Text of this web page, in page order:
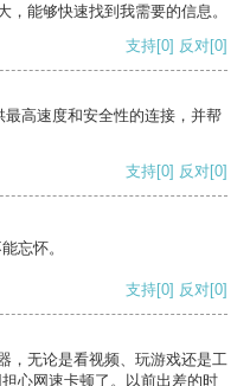
能够快速找到我需要的信息。
支持[0] 反对[0]
高速度和安全性的连接，并帮
支持[0] 反对[0]
忘怀。
支持[0] 反对[0]
，无论是看视频、玩游戏还是工
心网速卡顿了。以前出差的时